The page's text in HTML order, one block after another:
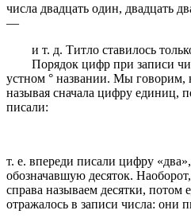
числа двадцать один, двадцать
—
и т. д. Титло ставилось
Порядок цифр при записи
устном ° названии. Мы говорим,
называя сначала цифру единиц,
писали:
т. е. впереди писали цифру
обозначавшую десяток.
справа называем десятки, потом
отражалось в записи числа: они